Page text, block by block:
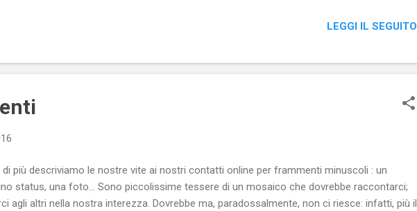
LEGGI IL SEGUITO
di più descriviamo le nostre vite ai nostri contatti online per frammenti minuscoli : un
status, una foto... Sono piccolissime tessere di un mosaico che dovrebbe raccontarci;
agli altri nella nostra interezza. Dovrebbe ma, paradossalmente, non ci riesce: infatti, più il